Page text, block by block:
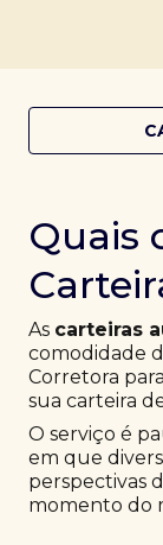
Quais
As carteiras
comodidade
Corretora
sua carteira
O serviço é
em que
perspectivas
momento do